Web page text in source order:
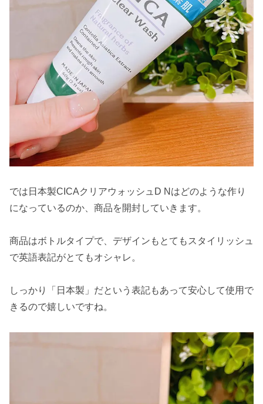
では日本製CICAクリアウォッシュD Nはどのような作り
になっているのか、商品を開封していきます。
商品はボトルタイプで、デザインもとてもスタイリッシュ
で英語表記がとてもオシャレ。
しっかり「日本製」だという表記もあって安心して使用で
きるので嬉しいですね。